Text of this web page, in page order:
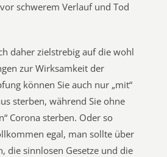
schwerem Verlauf und Tod
daher zielstrebig auf die wohl
zur Wirksamkeit der
können Sie auch nur „mit“
sterben, während Sie ohne
Corona sterben. Oder so
egal, man sollte über
die sinnlosen Gesetze und die